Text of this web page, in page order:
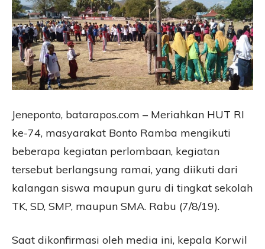
Jeneponto, batarapos.com – Meriahkan HUT RI
ke-74, masyarakat Bonto Ramba mengikuti
beberapa kegiatan perlombaan, kegiatan
tersebut berlangsung ramai, yang diikuti dari
kalangan siswa maupun guru di tingkat sekolah
TK, SD, SMP, maupun SMA. Rabu (7/8/19).
Saat dikonfirmasi oleh media ini, kepala Korwil